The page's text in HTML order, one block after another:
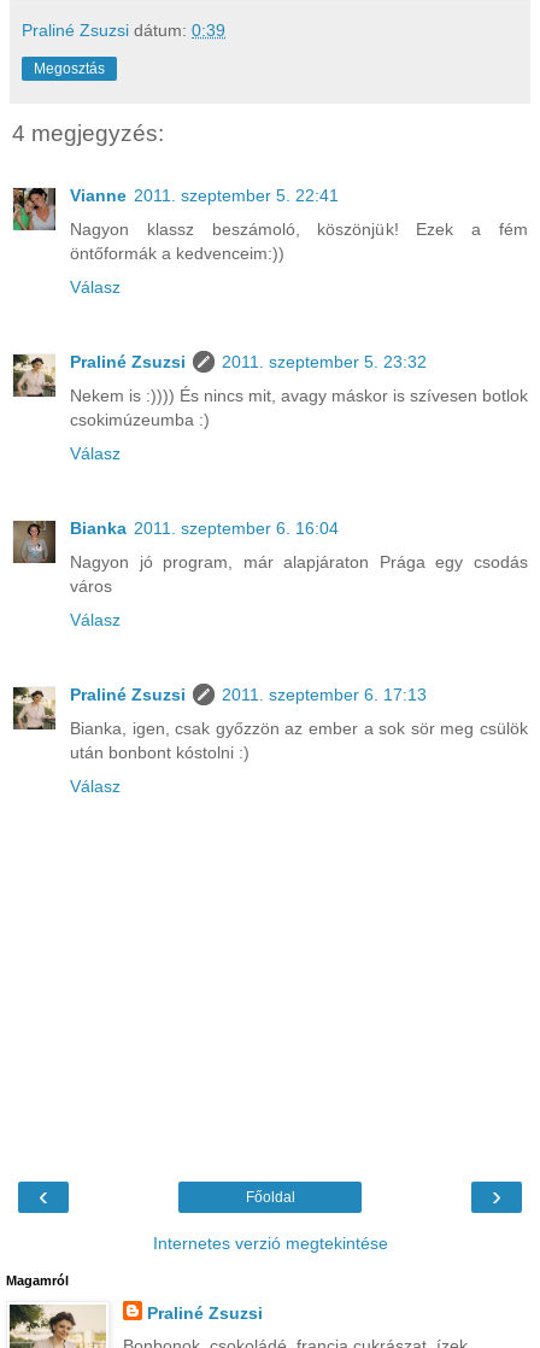
Praliné Zsuzsi dátum: 0:39
Megosztás
4 megjegyzés:
Vianne 2011. szeptember 5. 22:41
Nagyon klassz beszámoló, köszönjük! Ezek a fém
öntőformák a kedvenceim:))
Válasz
Praliné Zsuzsi
2011. szeptember 5. 23:32
Nekem is :)))) És nincs mit, avagy máskor is szívesen botlok
csokimúzeumba :)
Válasz
Bianka 2011. szeptember 6. 16:04
Nagyon jó program, már alapjáraton Prága egy csodás
város
Válasz
Praliné Zsuzsi
2011. szeptember 6. 17:13
Bianka, igen, csak győzzön az ember a sok sör meg csülök
után bonbont kóstolni :)
Válasz
‹ ›
Főoldal
Internetes verzió megtekintése
Magamról
Praliné Zsuzsi